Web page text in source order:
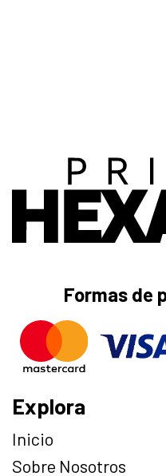
Formas de
Explora
Inicio
Sobre Nosotros